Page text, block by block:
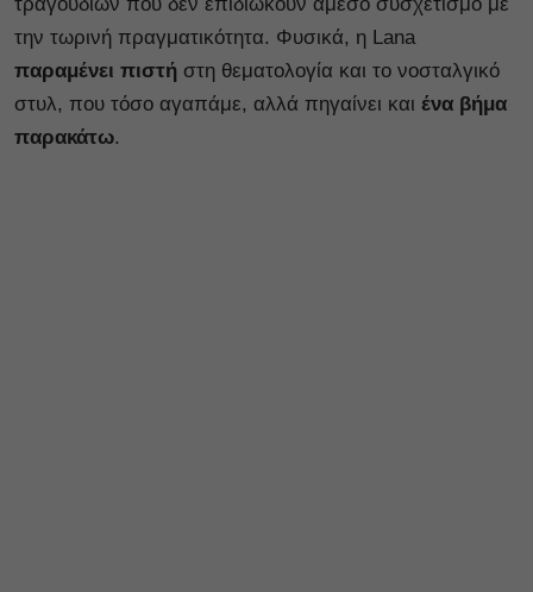
τραγουδιών που δεν επιδιώκουν άμεσο συσχετισμό με
την τωρινή πραγματικότητα. Φυσικά, η Lana
παραμένει πιστή στη θεματολογία και το νοσταλγικό
στυλ, που τόσο αγαπάμε, αλλά πηγαίνει και ένα βήμα
παρακάτω.